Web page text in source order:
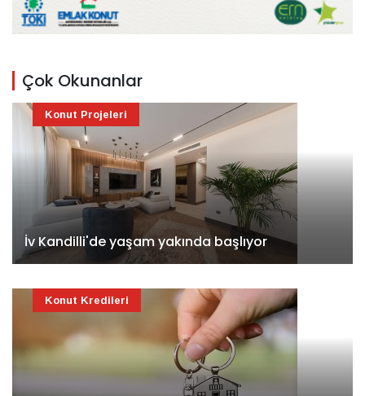
Çok Okunanlar
İv Kandilli'de yaşam yakında başlıyor
Konut Projeleri
Konut Kredileri